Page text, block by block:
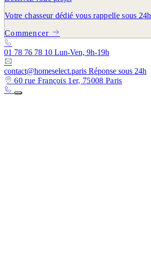
Votre chasseur dédié vous rappelle sous 24h
Commencer
01 78 76 78 10 Lun-Ven, 9h-19h
contact@homeselect.paris Réponse sous 24h
60 rue François 1er, 75008 Paris